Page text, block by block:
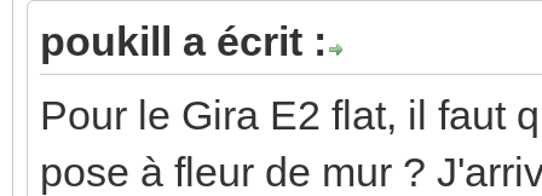
poukill a écrit :
Pour le Gira E2 flat, il faut
pose à fleur de mur ?